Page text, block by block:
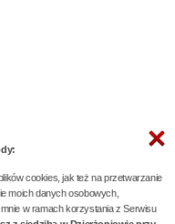
-
cookies, jak też na przetwarzanie
moich danych osobowych,
w ramach korzystania z Serwisu